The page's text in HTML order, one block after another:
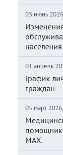
03 июнь
населения
01 апрель
График
граждан
05 март
MAX.